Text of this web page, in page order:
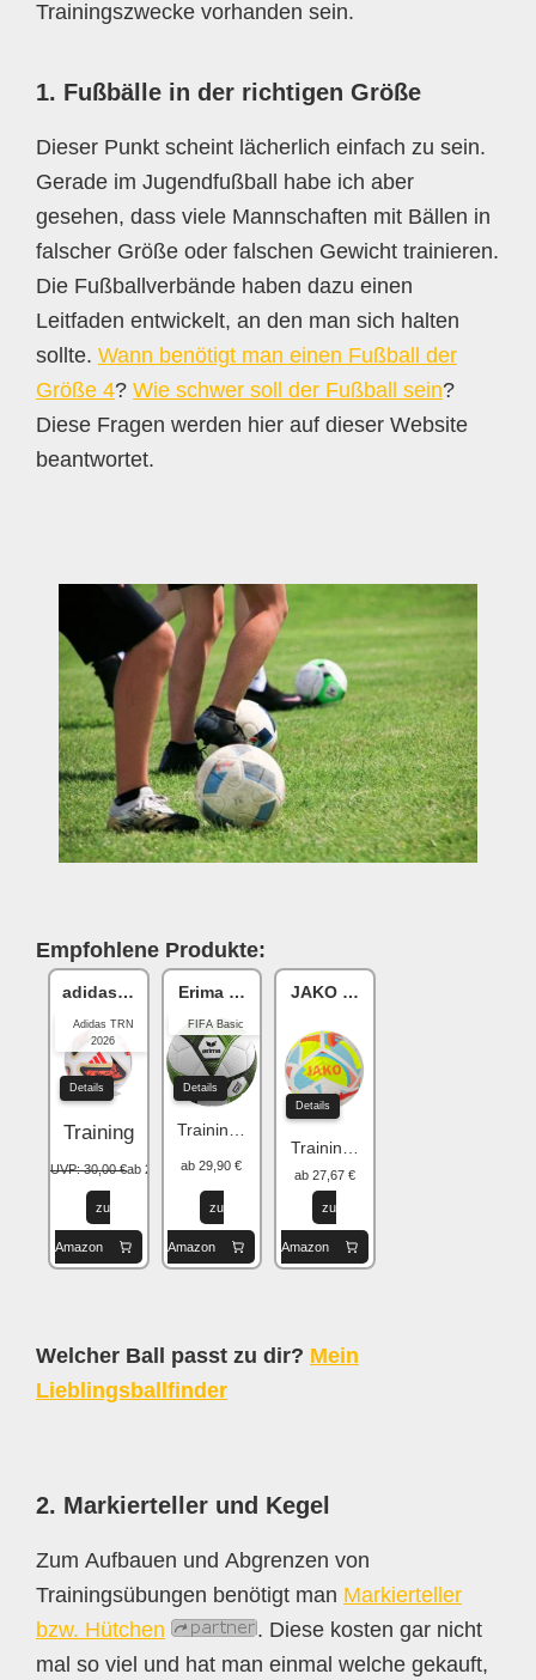
Trainingszwecke vorhanden sein.
1. Fußbälle in der richtigen Größe
Dieser Punkt scheint lächerlich einfach zu sein.
Gerade im Jugendfußball habe ich aber
gesehen, dass viele Mannschaften mit Bällen in
falscher Größe oder falschen Gewicht trainieren.
Die Fußballverbände haben dazu einen
Leitfaden entwickelt, an den man sich halten
sollte. Wann benötigt man einen Fußball der
Größe 4? Wie schwer soll der Fußball sein?
Diese Fragen werden hier auf dieser Website
beantwortet.
Empfohlene Produkte:
adidas Bundesliga
Adidas TRN
2026
Details
Training
UVP: 30,00 €ab 25,50 €
zu
Amazon
Erima HYBRID
FIFA Basic
Details
Training 2.0
ab 29,90 €
zu
Amazon
JAKO Flow
Details
Trainingsball
ab 27,67 €
zu
Amazon
Welcher Ball passt zu dir? Mein
Lieblingsballfinder
2. Markierteller und Kegel
Zum Aufbauen und Abgrenzen von
Trainingsübungen benötigt man Markierteller
bzw. Hütchen
. Diese kosten gar nicht
mal so viel und hat man einmal welche gekauft,